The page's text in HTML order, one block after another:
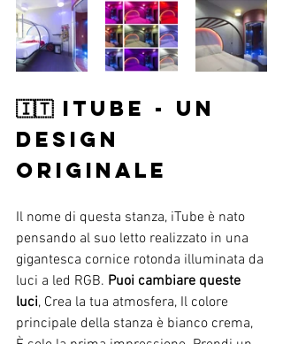
🇮🇹 ITUBE - un
design
originale
Il nome di questa stanza, iTube è nato
pensando al suo letto realizzato in una
gigantesca cornice rotonda illuminata da
luci a led RGB. Puoi cambiare queste
luci, Crea la tua atmosfera, Il colore
principale della stanza è bianco crema,